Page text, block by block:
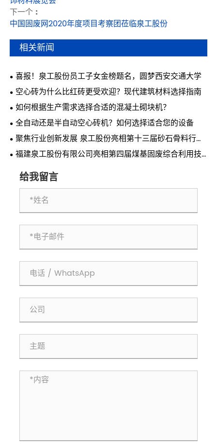
下一个 :
中国固废网2020年度项目考察团莅临泉工股份
相关新闻
喜报！泉工股份员工子女金榜题名，圆梦西安交通大学
空心砖为什么比红砖更受欢迎？现代建筑材料选择指南
如何根据生产需求选择合适的混凝土砌块机？
全自动还是半自动空心砖机？如何选择适合您的设备
聚焦行业创新发展 泉工股份亮相第十三届砂石骨料行业
科技创新会议
福建泉工股份有限公司亮相第四届煤基固废综合利用技
给我留言